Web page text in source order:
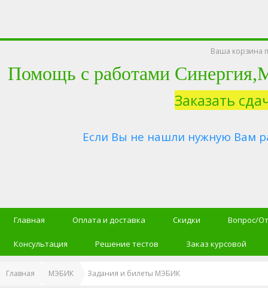
Ваша корзина
Помощь с работами
Заказать
Если Вы не нашли нужную Вам
Главная Оплата и доставка Скидки Вопрос/
Консультация Решение тестов Заказ курсовой
Главная МЭБИК Задания и билеты МЭБИК